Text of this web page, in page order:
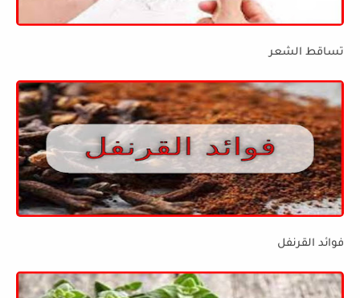
تساقط الشعر
فوائد القرنفل